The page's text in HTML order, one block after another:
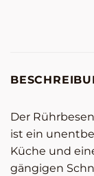
Der
ist ein
Küche und
gängigen